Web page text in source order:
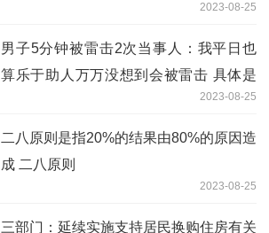
2023-08-25
男子5分钟被雷击2次当事人：我平日也
算乐于助人万万没想到会被雷击 具体是
2023-08-25
二八原则是指20%的结果由80%的原因造
成 二八原则
2023-08-25
三部门：延续实施支持居民换购住房有关